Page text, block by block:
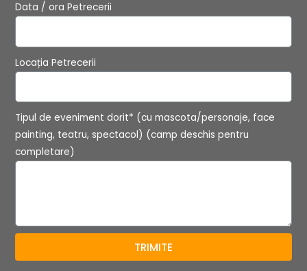
Data / ora Petrecerii
Locația Petrecerii
Tipul de eveniment dorit* (cu mascota/personaje, face
painting, teatru, spectacol) (camp deschis pentru
completare)
TRIMITE